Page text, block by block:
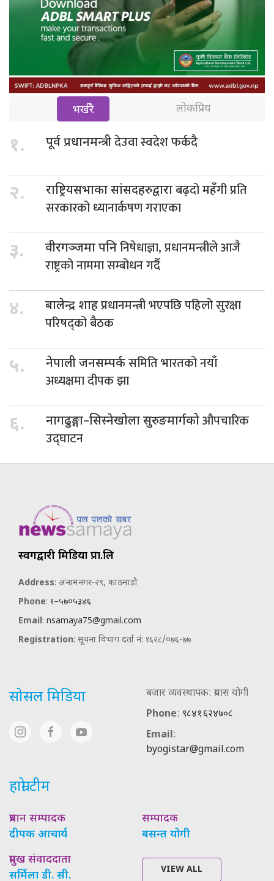
भर्खरै लोकप्रिय
१. पूर्व प्रधानमन्त्रीदेउवा स्वदेश फर्कदै
२. राष्ट्रियसभाका सांसदहरुद्वाराबढ्दो महँगी प्रति
सरकारको ध्यानार्कषण गराएका
३. वीरगञ्जमा पनिनिषेधाज्ञा, प्रधानमन्त्रीले आजै
राष्ट्रको नाममा सम्बोधन गर्दै
४. बालेन्द्र शाहप्रधानमन्त्री भएपछि पहिलो सुरक्षा
परिषद्को बैठक
५. नेपाली जनसम्पर्कसमिति भारतको नयाँ
अध्यक्षमा दीपक झा
६. नागढुङ्गा–सिस्नेखोला सुरुङमार्गकोऔपचारिक
उद्घाटन
स्वर्गद्वारी मिडिया प्रा.लि
Address: अनामनगर-२९, काठमाडौ
Phone: १–५७०५३४६
Email: nsamaya75@gmail.com
Registration: सूचना विभाग दर्ता नं: १६२८/०७६-७७
सोसल मिडिया
बजार व्यवस्थापक: प्रयास योगी
Phone: ९८४१६२४७०८
Email:
byogistar@gmail.com
हाम्रो टीम
प्रधान सम्पादक
दीपक आचार्य
सम्पादक
बसन्त योगी
प्रमुख संवाददाता
सर्मिला डी. सी.
VIEW ALL